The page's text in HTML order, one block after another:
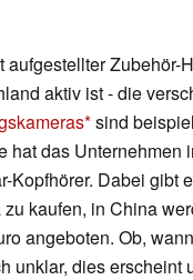
Zubehör-
aktiv ist - die
sind
hat das Unternehmen
Kopfhörer. Dabei gibt
kaufen, in China
angeboten. Ob,
unklar, dies